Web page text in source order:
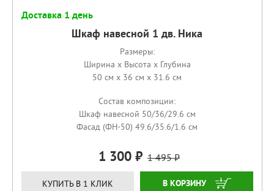
Доставка 1 день
Шкаф навесной 1 дв. Ника
Размеры:
Ширина x Высота x Глубина
50 см x 36 см x 31.6 см
Состав композиции:
Шкаф навесной 50/36/29.6 см
Фасад (ФН-50) 49.6/35.6/1.6 см
1 300 1 495
КУПИТЬ В 1 КЛИК КУПИТЬ